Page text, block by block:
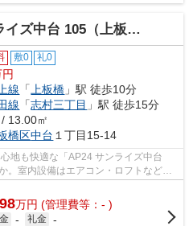
ズ中台 105（上板橋）
敷0 礼0
線 「 上板橋 」駅 徒歩10分
線 「志村三丁目 」駅 徒歩15分
13.00㎡
橋区中台 １丁目15-14
地も快適な「AP24 サンライズ中台
。室内設備はエアコン・ロフトなど豊
にな...
万円 (管理費等：- )
- 礼金 -